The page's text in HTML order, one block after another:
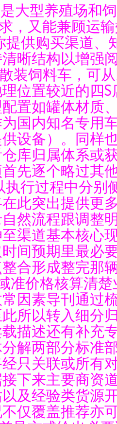
大型养殖场和
，又能兼顾运
提供购买渠道
晰结构以增强
装饲料车，可
位置较近的四
置如罐体材质
国内知名专用
设备）。同样
库归属体系或
先逐个略过其
行过程中分
此突出提供更
然流程跟调整
渠道基本核心
间预期里最必
合形成整完那
准价格核算清
因素导刊通过
所以转入细分
描述还有补充
解两部分标准
只关联或所有
下来主要商资
及经验类货源
仅覆盖推荐亦